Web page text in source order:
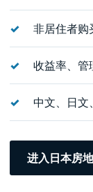
非居住者购
收益率、管
中文、日文
进入日本房